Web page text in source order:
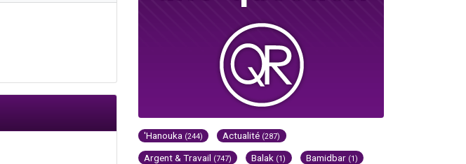
'Hanouka (244) Actualité (287)
Argent & Travail (747) Balak (1) Bamidbar (1)